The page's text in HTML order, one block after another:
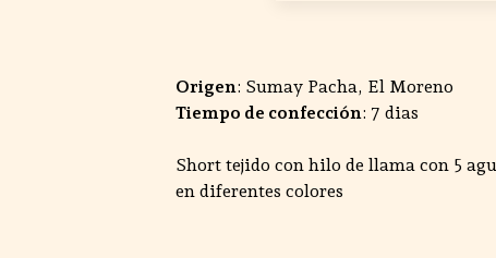
Origen: Sumay Pacha, El Moreno
Tiempo de confección: 7 dias
Short tejido con hilo de llama con 5
en diferentes colores